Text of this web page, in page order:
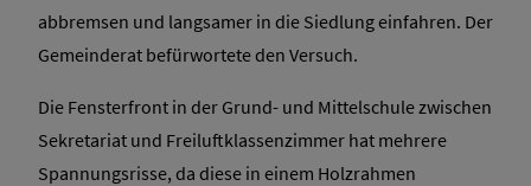
abbremsen und langsamer in die Siedlung einfahren. Der
Gemeinderat befürwortete den Versuch.
Die Fensterfront in der Grund- und Mittelschule zwischen
Sekretariat und Freiluftklassenzimmer hat mehrere
Spannungsrisse, da diese in einem Holzrahmen